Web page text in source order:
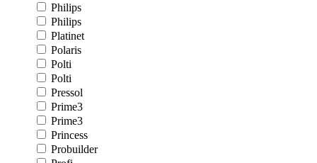
Philips
Philips
Platinet
Polaris
Polti
Polti
Pressol
Prime3
Prime3
Princess
Probuilder